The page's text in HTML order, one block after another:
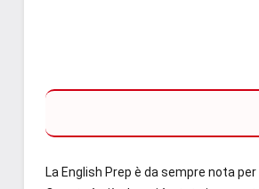
La English Prep è da sempre nota